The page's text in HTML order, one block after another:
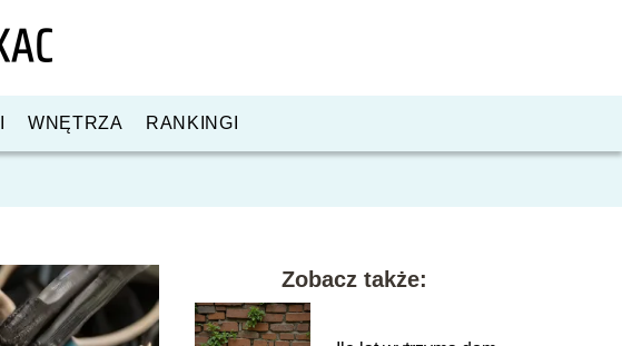
WNĘTRZA RANKINGI
Zobacz także: